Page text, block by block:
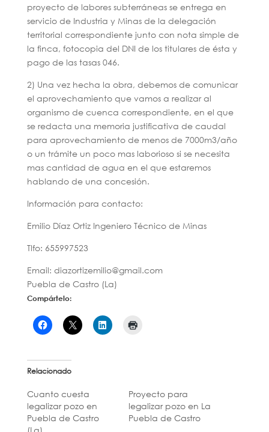
proyecto de labores subterráneas se entrega en
servicio de Industria y Minas de la delegación
territorial correspondiente junto con nota simple de
la finca, fotocopia del DNI de los titulares de ésta y
pago de las tasas 046.
2) Una vez hecha la obra, debemos de comunicar
el aprovechamiento que vamos a realizar al
organismo de cuenca correspondiente, en el que
se redacta una memoria justificativa de caudal
para aprovechamiento de menos de 7000m3/año
o un trámite un poco mas laborioso si se necesita
mas cantidad de agua en el que estaremos
hablando de una concesión.
Información para contacto:
Emilio Díaz Ortiz Ingeniero Técnico de Minas
Tlfo: 655997523
Email: diazortizemilio@gmail.com
Puebla de Castro (La)
Compártelo:
Relacionado
Cuanto cuesta
legalizar pozo en
Puebla de Castro
Proyecto para
legalizar pozo en La
Puebla de Castro